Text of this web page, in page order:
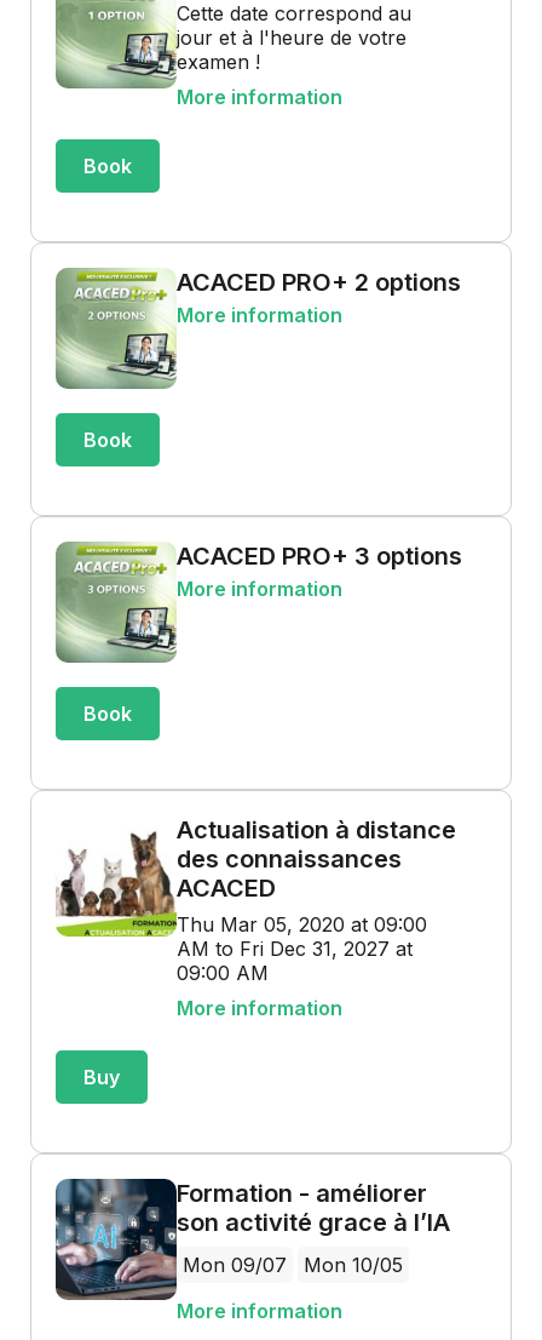
Cette date correspond au
jour et à l'heure de votre
examen !
More information
Book
ACACED PRO+ 2 options
More information
Book
ACACED PRO+ 3 options
More information
Book
Actualisation à distance
des connaissances
ACACED
Thu Mar 05, 2020 at 09:00
AM to Fri Dec 31, 2027 at
09:00 AM
More information
Buy
Formation - améliorer
son activité grace à l’IA
Mon 09/07
Mon 10/05
More information